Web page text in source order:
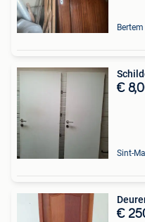
Bertem
€
Sint-
€